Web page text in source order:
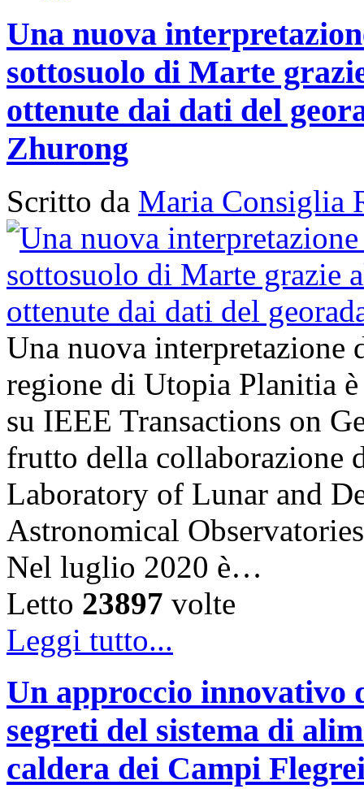
Una nuova
sottosuolo di Marte
ottenute dai dati del
Zhurong
Scritto da Maria Consiglia
Una nuova interpretazione
regione di Utopia Planitia
su IEEE Transactions on
frutto della collaborazione
Laboratory of Lunar and
Astronomical
Nel luglio 2020 è…
Letto 23897 volte
Leggi tutto...
Un approccio innovativo
segreti del sistema di
caldera dei Campi